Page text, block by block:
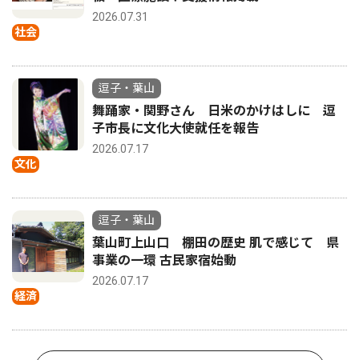
社会
2026.07.31
文化
逗子・葉山
舞踊家・関野さん 日米のかけはしに 逗
子市長に文化大使就任を報告
2026.07.17
経済
逗子・葉山
葉山町上山口 棚田の歴史 肌で感じて 県
事業の一環 古民家宿始動
2026.07.17